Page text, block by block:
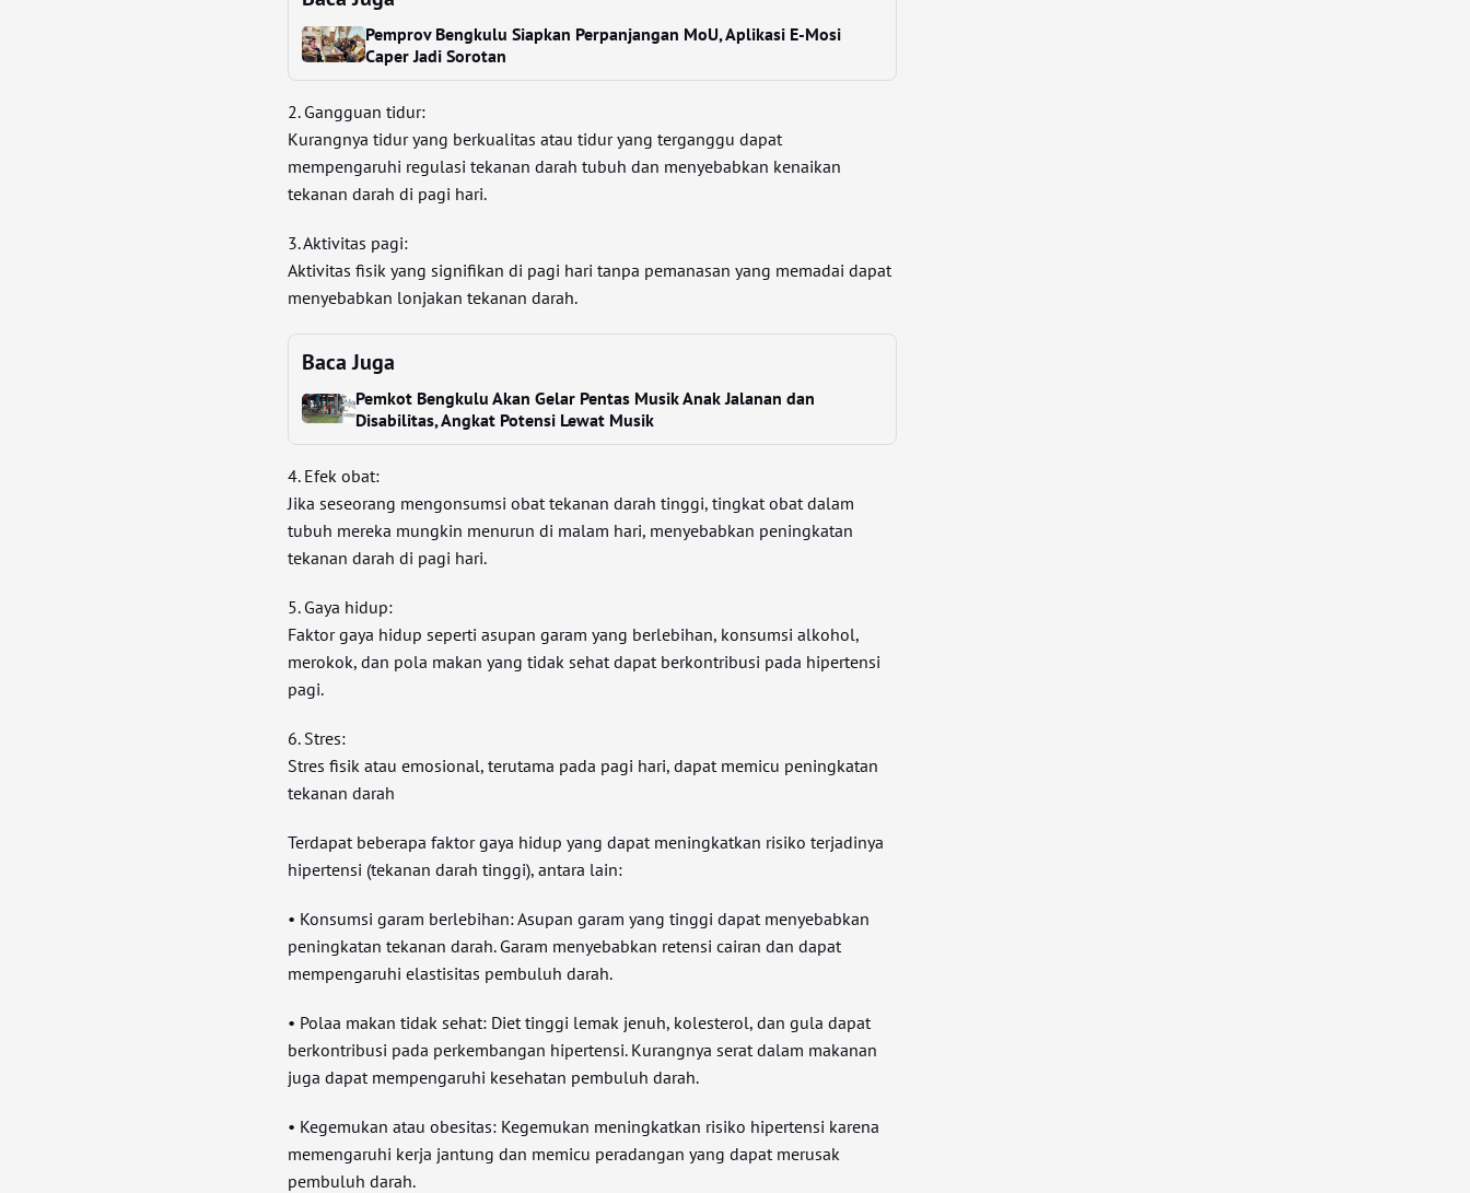
Pemprov Bengkulu Siapkan Perpanjangan MoU, Aplikasi E-Mosi
Caper Jadi Sorotan
2. Gangguan tidur:
Kurangnya tidur yang berkualitas atau tidur yang terganggu dapat
mempengaruhi regulasi tekanan darah tubuh dan menyebabkan kenaikan
tekanan darah di pagi hari.
3. Aktivitas pagi:
Aktivitas fisik yang signifikan di pagi hari tanpa pemanasan yang memadai dapat
menyebabkan lonjakan tekanan darah.
Baca Juga
Pemkot Bengkulu Akan Gelar Pentas Musik Anak Jalanan dan
Disabilitas, Angkat Potensi Lewat Musik
4. Efek obat:
Jika seseorang mengonsumsi obat tekanan darah tinggi, tingkat obat dalam
tubuh mereka mungkin menurun di malam hari, menyebabkan peningkatan
tekanan darah di pagi hari.
5. Gaya hidup:
Faktor gaya hidup seperti asupan garam yang berlebihan, konsumsi alkohol,
merokok, dan pola makan yang tidak sehat dapat berkontribusi pada hipertensi
pagi.
6. Stres:
Stres fisik atau emosional, terutama pada pagi hari, dapat memicu peningkatan
tekanan darah
Terdapat beberapa faktor gaya hidup yang dapat meningkatkan risiko terjadinya
hipertensi (tekanan darah tinggi), antara lain:
• Konsumsi garam berlebihan: Asupan garam yang tinggi dapat menyebabkan
peningkatan tekanan darah. Garam menyebabkan retensi cairan dan dapat
mempengaruhi elastisitas pembuluh darah.
• Polaa makan tidak sehat: Diet tinggi lemak jenuh, kolesterol, dan gula dapat
berkontribusi pada perkembangan hipertensi. Kurangnya serat dalam makanan
juga dapat mempengaruhi kesehatan pembuluh darah.
• Kegemukan atau obesitas: Kegemukan meningkatkan risiko hipertensi karena
memengaruhi kerja jantung dan memicu peradangan yang dapat merusak
pembuluh darah.